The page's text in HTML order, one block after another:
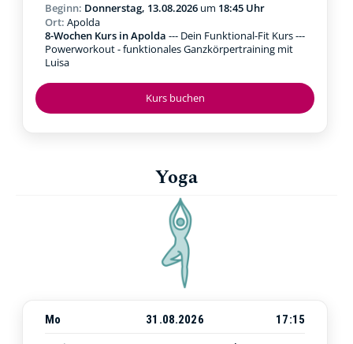
Kurs buchen
Beginn: Donnerstag, 13.08.2026 um 18:45 Uhr
Ort: Apolda
8-Wochen Kurs in Apolda --- Dein Funktional-Fit Kurs ---
Powerworkout - funktionales Ganzkörpertraining mit
Luisa
Yoga
Mo 31.08.2026
17:15